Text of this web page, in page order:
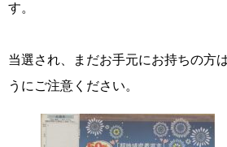
す。
当選され、まだお手元にお持ちの方
うにご注意ください。